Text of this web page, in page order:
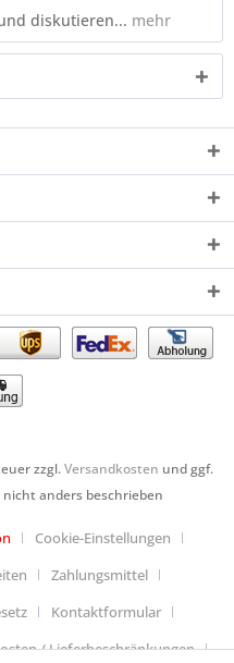
diskutieren... mehr
zzgl.Versandkosten und ggf.
anders beschrieben
Cookie-Einstellungen
Zahlungsmittel
Kontaktformular
/ Lieferbeschränkungen